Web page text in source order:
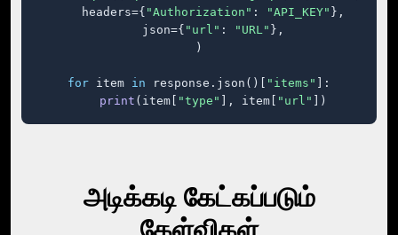
    headers={
"Authorization" : "API_KEY" },
    json={
"url" : "URL" },
)
for item in response.json()[ "items"
]:
print (item[ "type" ], item[ "url" ])
அடிக்கடி கேட்கப்படும்